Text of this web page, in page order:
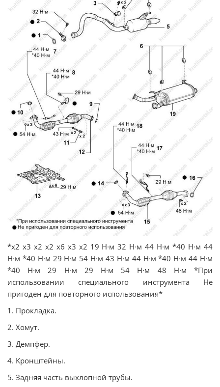
*х2 х3 х2 х2 х6 х3 х2 19 Н∙м 32 Н∙м 44 Н∙м *40 Н∙м 44
Н∙м *40 Н∙м 29 Н∙м 54 Н∙м 43 Н∙м 44 Н∙м *40 Н∙м 44 Н∙м
*40 Н∙м 29 Н∙м 29 Н∙м 54 Н∙м 48 Н∙м *При
использовании специального инструмента Не
пригоден для повторного использования*
1. Прокладка.
2. Хомут.
3. Демпфер.
4. Кронштейны.
5. Задняя часть выхлопной трубы.